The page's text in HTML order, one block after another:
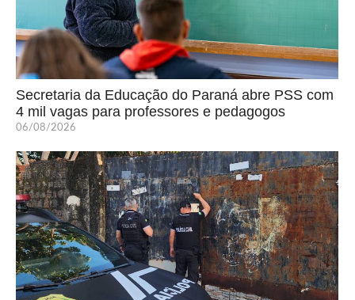
Secretaria da Educação do Paraná abre PSS com
4 mil vagas para professores e pedagogos
06/08/2026